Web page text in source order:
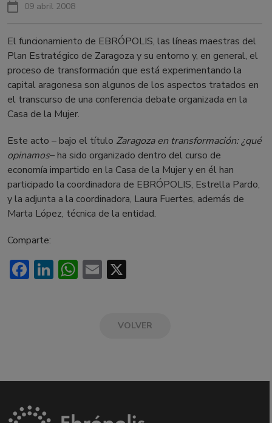
09 abril 2008
El funcionamiento de EBRÓPOLIS, las líneas maestras del
Plan Estratégico de Zaragoza y su entorno y, en general, el
proceso de transformación que está experimentando la
capital aragonesa son algunos de los aspectos tratados en
el transcurso de una conferencia debate organizada en la
Casa de la Mujer.
Este acto – bajo el título Zaragoza en transformación: ¿qué
opinamos– ha sido organizado dentro del curso de
economía impartido en la Casa de la Mujer y en él han
participado la coordinadora de EBRÓPOLIS, Estrella Pardo,
y la adjunta a la coordinadora, Laura Fuertes, además de
Marta López, técnica de la entidad.
Comparte:
Facebook
LinkedIn
WhatsApp
Email
VOLVER